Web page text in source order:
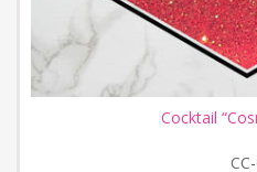
Cocktail